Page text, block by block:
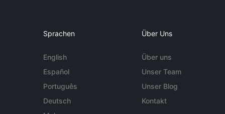
Sprachen
English
Español
Português
Deutsch
Über Uns
Über uns
Unser Team
Unser Blog
Kontakt